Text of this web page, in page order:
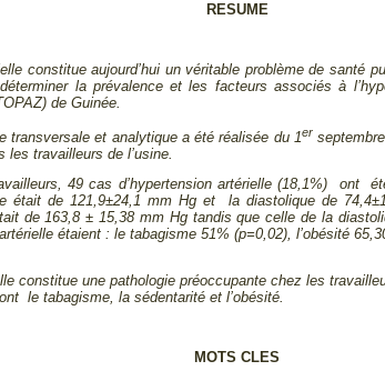
RESUME
constitue aujourd’hui un véritable problème de santé
la prévalence et les facteurs associés à
de Guinée.
transversale et analytique a été réalisée du 1er
travailleurs de l’usine.
49 cas d’hypertension artérielle (18,1%) ont
était de 121,9±24,1 mm Hg et la diastolique de
de 163,8 ± 15,38 mm Hg tandis que celle de la
étaient : le tabagisme 51% (p=0,02), l’obésité
constitue une pathologie préoccupante chez les
le tabagisme, la sédentarité et l’obésité.
MOTS CLES